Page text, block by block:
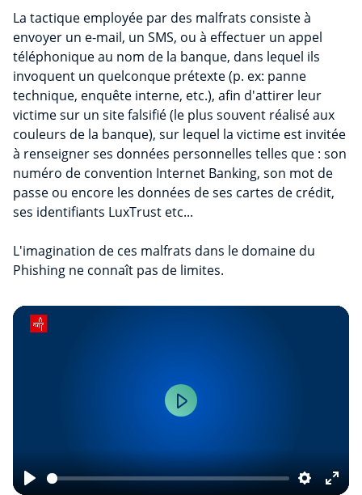
La tactique employée par des malfrats consiste à
envoyer un e-mail, un SMS, ou à effectuer un appel
téléphonique au nom de la banque, dans lequel ils
invoquent un quelconque prétexte (p. ex: panne
technique, enquête interne, etc.), afin d'attirer leur
victime sur un site falsifié (le plus souvent réalisé aux
couleurs de la banque), sur lequel la victime est invitée
à renseigner ses données personnelles telles que : son
numéro de convention Internet Banking, son mot de
passe ou encore les données de ses cartes de crédit,
ses identifiants LuxTrust etc...
L'imagination de ces malfrats dans le domaine du
Phishing ne connaît pas de limites.
Play